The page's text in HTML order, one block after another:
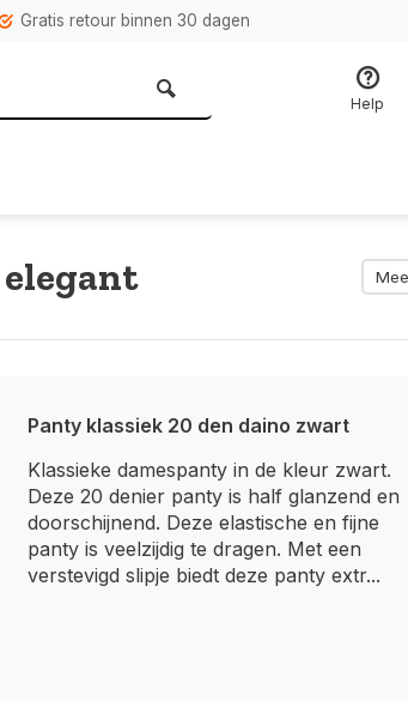
Gratis retour binnen 30 dagen
Help
Panty klassiek 20 den daino zwart
Klassieke damespanty in de kleur zwart.
Deze 20 denier panty is half glanzend en
doorschijnend. Deze elastische en fijne
panty is veelzijdig te dragen. Met een
verstevigd slipje biedt deze panty extr...